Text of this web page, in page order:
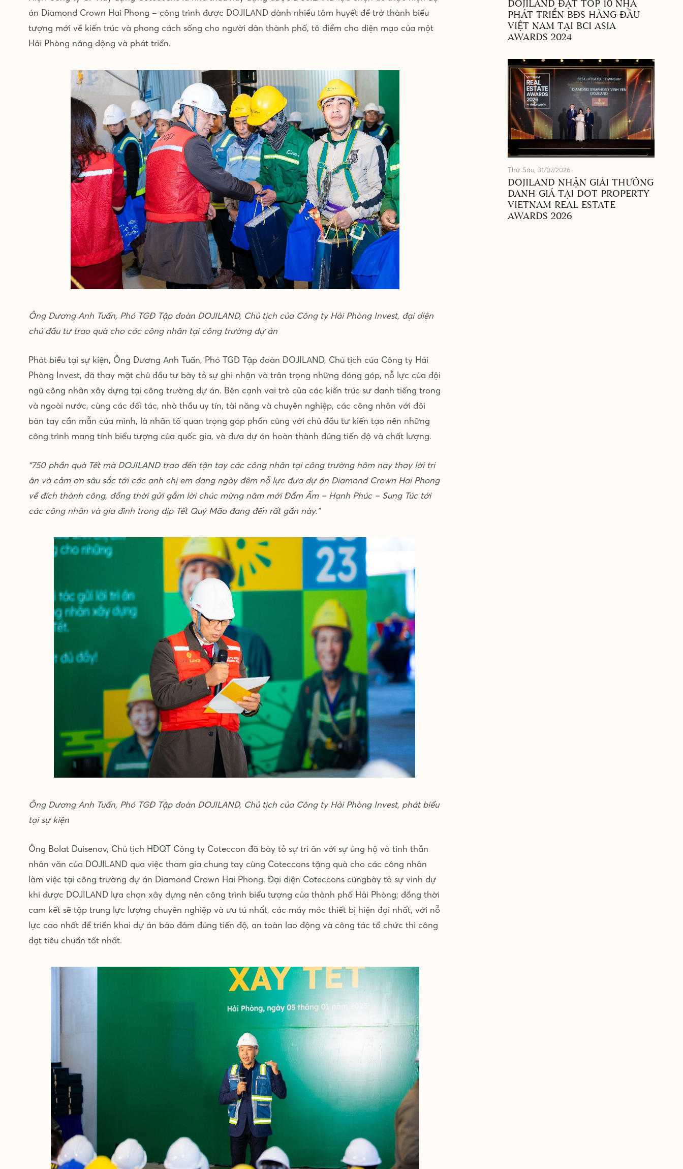
án Diamond Crown Hai Phong – công trình được DOJILAND dành nhiều tâm huyết để trở thành biểu
tượng mới về kiến trúc và phong cách sống cho người dân thành phố, tô điểm cho diện mạo của một
Hải Phòng năng động và phát triển.
Ông Dương Anh Tuấn, Phó TGĐ Tập đoàn DOJILAND, Chủ tịch của Công ty Hải Phòng Invest, đại diện
chủ đầu tư trao quà cho các công nhân tại công trường dự án
Phát biểu tại sự kiện, Ông Dương Anh Tuấn, Phó TGĐ Tập đoàn DOJILAND, Chủ tịch của Công ty Hải
Phòng Invest, đã thay mặt chủ đầu tư bày tỏ sự ghi nhận và trân trọng những đóng góp, nỗ lực của đội
ngũ công nhân xây dựng tại công trường dự án. Bên cạnh vai trò của các kiến trúc sư danh tiếng trong
và ngoài nước, cùng các đối tác, nhà thầu uy tín, tài năng và chuyên nghiệp, các công nhân với đôi
bàn tay cần mẫn của mình, là nhân tố quan trọng góp phần cùng với chủ đầu tư kiến tạo nên những
công trình mang tính biểu tượng của quốc gia, và đưa dự án hoàn thành đúng tiến độ và chất lượng.
“750 phần quà Tết mà DOJILAND trao đến tận tay các công nhân tại công trường hôm nay thay lời tri
ân và cảm ơn sâu sắc tới các anh chị em đang ngày đêm nỗ lực đưa dự án Diamond Crown Hai Phong
về đích thành công, đồng thời gửi gắm lời chúc mừng năm mới Đầm Ấm – Hạnh Phúc – Sung Túc tới
các công nhân và gia đình trong dịp Tết Quý Mão đang đến rất gần này.”
Ông Dương Anh Tuấn, Phó TGĐ Tập đoàn DOJILAND, Chủ tịch của Công ty Hải Phòng Invest, phát biểu
tại sự kiện
Ông Bolat Duisenov, Chủ tịch HĐQT Công ty Coteccon đã bày tỏ sự tri ân với sự ủng hộ và tinh thần
nhân văn của DOJILAND qua việc tham gia chung tay cùng Coteccons tặng quà cho các công nhân
làm việc tại công trường dự án Diamond Crown Hai Phong. Đại diện Coteccons cũngbày tỏ sự vinh dự
khi được DOJILAND lựa chọn xây dựng nên công trình biểu tượng của thành phố Hải Phòng; đồng thời
cam kết sẽ tập trung lực lượng chuyên nghiệp và ưu tú nhất, các máy móc thiết bị hiện đại nhất, với nỗ
lực cao nhất để triển khai dự án bảo đảm đúng tiến độ, an toàn lao động và công tác tổ chức thi công
đạt tiêu chuẩn tốt nhất.
DOJILAND ĐẠT TOP 10 NHÀ
PHÁT TRIỂN BĐS HÀNG ĐẦU
VIỆT NAM TẠI BCI ASIA
AWARDS 2024
Thứ Sáu, 31/07/2026
DOJILAND NHẬN GIẢI THƯỞNG
DANH GIÁ TẠI DOT PROPERTY
VIETNAM REAL ESTATE
AWARDS 2026